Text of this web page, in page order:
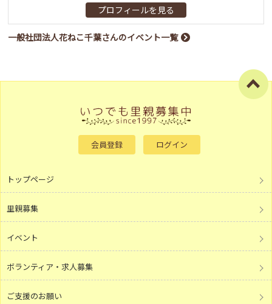
プロフィールを見る
一般社団法人花ねこ千葉さんのイベント一覧
会員登録 ログイン
トップページ
里親募集
イベント
ボランティア・求人募集
ご支援のお願い